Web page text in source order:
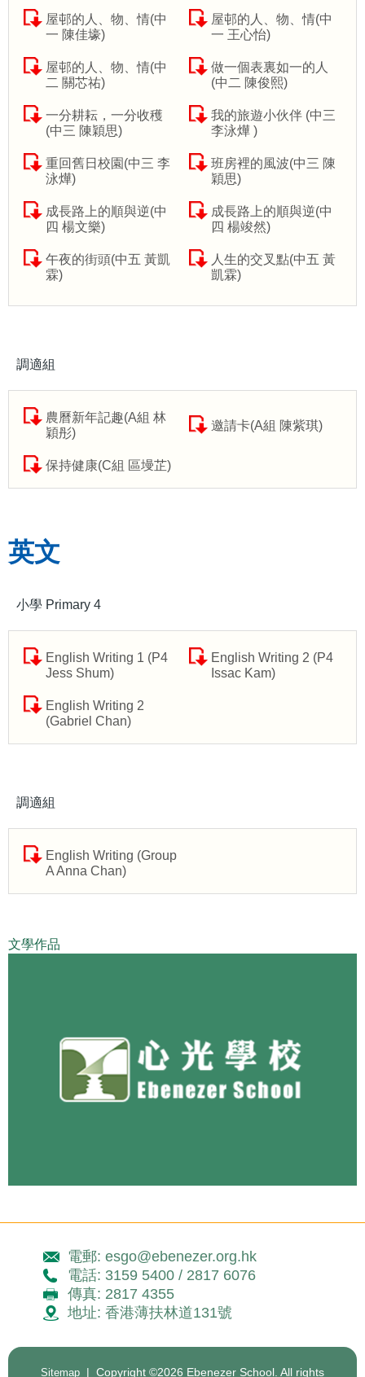
屋邨的人、物、情(中
一 陳佳壕)
屋邨的人、物、情(中
一 王心怡)
屋邨的人、物、情(中
二 關芯祐)
做一個表裏如一的人
(中二 陳俊熙)
一分耕耘，一分收穫
(中三 陳穎思)
我的旅遊小伙伴 (中三
李泳燁 )
重回舊日校園(中三 李
泳燁)
班房裡的風波(中三 陳
穎思)
成長路上的順與逆(中
四 楊文樂)
成長路上的順與逆(中
四 楊竣然)
午夜的街頭(中五 黃凱
霖)
人生的交叉點(中五 黃
凱霖)
調適組
農曆新年記趣(A組 林
穎彤)
邀請卡(A組 陳紫琪)
保持健康(C組 區墁芷)
英文
小學 Primary 4
English Writing 1 (P4
Jess Shum)
English Writing 2 (P4
Issac Kam)
English Writing 2
(Gabriel Chan)
調適組
English Writing (Group
A Anna Chan)
文學作品
電郵: esgo@ebenezer.org.hk
電話: 3159 5400 / 2817 6076
傳真: 2817 4355
地址: 香港薄扶林道131號
Sitemap | Copyright ©2026 Ebenezer School. All rights